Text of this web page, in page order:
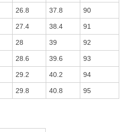
26.8 37.8 90
27.4 38.4 91
28 39 92
28.6 39.6 93
29.2 40.2 94
29.8 40.8 95